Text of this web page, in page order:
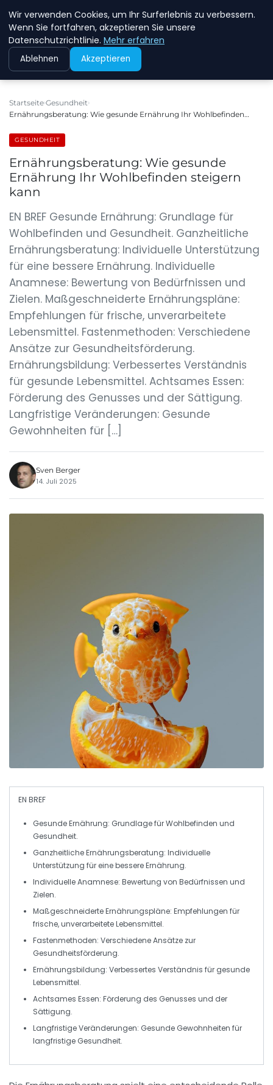
NEW ENERGY JOBS
Startseite Gesundheit
Ernährungsberatung: Wie gesunde Ernährung Ihr Wohlbefinden…
GESUNDHEIT
Ernährungsberatung: Wie gesunde
Ernährung Ihr Wohlbefinden steigern
kann
EN BREF Gesunde Ernährung: Grundlage für
Wohlbefinden und Gesundheit. Ganzheitliche
Ernährungsberatung: Individuelle Unterstützung
für eine bessere Ernährung. Individuelle
Anamnese: Bewertung von Bedürfnissen und
Zielen. Maßgeschneiderte Ernährungspläne:
Empfehlungen für frische, unverarbeitete
Lebensmittel. Fastenmethoden: Verschiedene
Ansätze zur Gesundheitsförderung.
Ernährungsbildung: Verbessertes Verständnis
für gesunde Lebensmittel. Achtsames Essen:
Förderung des Genusses und der Sättigung.
Langfristige Veränderungen: Gesunde
Gewohnheiten für […]
Sven Berger
14. Juli 2025
EN BREF
Gesunde Ernährung: Grundlage fürWohlbefinden und
Gesundheit.
Ganzheitliche Ernährungsberatung: Individuelle
Unterstützung für eine bessere Ernährung.
Individuelle Anamnese: Bewertung von Bedürfnissen und
Zielen.
Maßgeschneiderte Ernährungspläne: Empfehlungen für
frische, unverarbeitete Lebensmittel.
Fastenmethoden: Verschiedene Ansätze zur
Gesundheitsförderung.
Ernährungsbildung: Verbessertes Verständnis für gesunde
Lebensmittel.
Achtsames Essen: Förderung des Genusses und der
Sättigung.
Langfristige Veränderungen: Gesunde Gewohnheiten für
langfristige Gesundheit.
Wir verwenden Cookies, um Ihr Surferlebnis zu verbessern.
Wenn Sie fortfahren, akzeptieren Sie unsere
Datenschutzrichtlinie. Mehr erfahren
Ablehnen Akzeptieren